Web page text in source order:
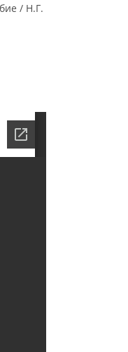
/ Н.Г.